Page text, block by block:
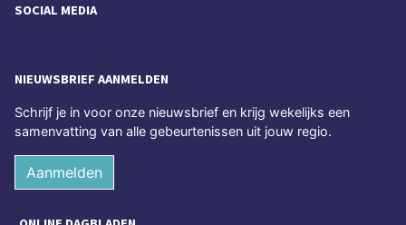
SOCIAL MEDIA
NIEUWSBRIEF AANMELDEN
Schrijf je in voor onze nieuwsbrief en krijg wekelijks een
samenvatting van alle gebeurtenissen uit jouw regio.
Aanmelden